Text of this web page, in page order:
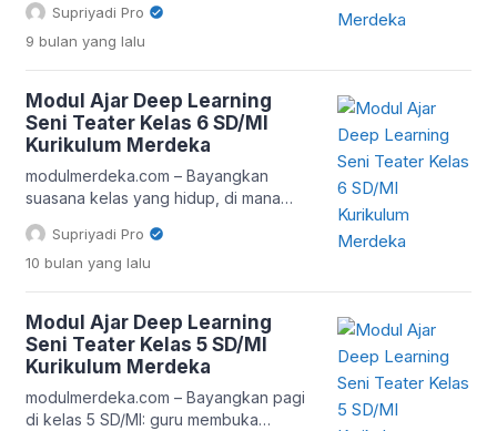
teori, tetapi juga berani
mengekspresikan diri lewat gerak,
Kurikulum Merdeka. Modul ajar Deep
Learning Seni Teater Kelas 7 SMP/MTs
hadir sebagai panduan inovatif bagi
guru untuk menghidupkan kembali
semangat seni pertunjukan di dunia […]
Supriyadi Pro
9 bulan yang lalu
Modul Ajar Deep Learning
Seni Teater Kelas 6 SD/MI
Kurikulum Merdeka
modulmerdeka.com – Bayangkan
suasana kelas yang hidup, di mana
siswa tidak hanya duduk diam
mendengarkan guru, tapi ikut bermain
peran, mengekspresikan emosi, dan
seni teater muncul dalam pembelajaran.
Melalui modul ajar Deep Learning Seni
Teater Kelas 6 SD/MI Kurikulum
Merdeka, guru tidak hanya
mengajarkan seni […]
Supriyadi Pro
10 bulan yang lalu
Modul Ajar Deep Learning
Seni Teater Kelas 5 SD/MI
Kurikulum Merdeka
modulmerdeka.com – Bayangkan pagi
di kelas 5 SD/MI: guru membuka